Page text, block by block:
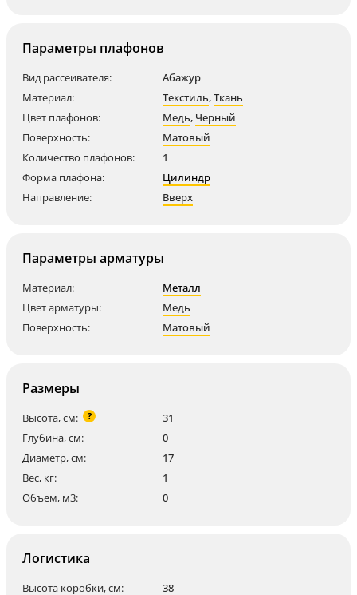
Параметры плафонов
Вид рассеивателя:
Абажур
Материал:
Текстиль,Ткань
Цвет плафонов:
Медь, Черный
Поверхность:
Матовый
Количество плафонов:
1
Форма плафона:
Цилиндр
Направление:
Вверх
Параметры арматуры
Материал:
Металл
Цвет арматуры:
Медь
Поверхность:
Матовый
Размеры
Высота, см: ?
31
Глубина, см:
0
Диаметр, см:
17
Вес, кг:
1
Объем, м3:
0
Логистика
Высота коробки, см: 38